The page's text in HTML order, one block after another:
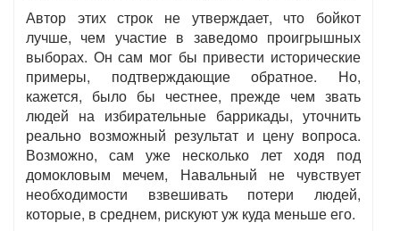
Автор этих строк не утверждает, что бойкот
лучше, чем участие в заведомо проигрышных
выборах. Он сам мог бы привести исторические
примеры, подтверждающие обратное. Но,
кажется, было бы честнее, прежде чем звать
людей на избирательные баррикады, уточнить
реально возможный результат и цену вопроса.
Возможно, сам уже несколько лет ходя под
домокловым мечем, Навальный не чувствует
необходимости взвешивать потери людей,
которые, в среднем, рискуют уж куда меньше его.